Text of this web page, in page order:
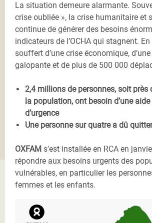
La situation demeure alarmante.
crise oubliée », la crise humanitaire et
continue de générer des besoins
indicateurs de l’OCHA qui stagnent.
souffert d’une crise économique,
galopante et de plus de 500 000
2,4 millions de personnes, soit près
la population, ont besoin d’une
d’urgence
Une personne sur quatre a dû
OXFAM s’est installée en RCA en
répondre aux besoins urgents des
vulnérables, en particulier les
femmes et les enfants.
Carte interventions.png